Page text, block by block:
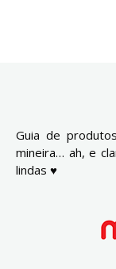
Guia de
mineira… ah, e
lindas ♥